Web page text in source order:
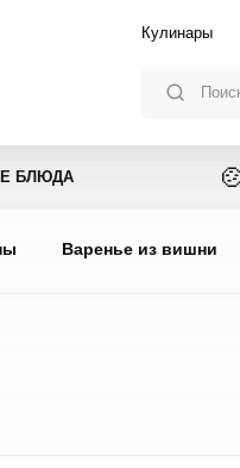
Кулинары
БЛЮДА
Варенье из вишни